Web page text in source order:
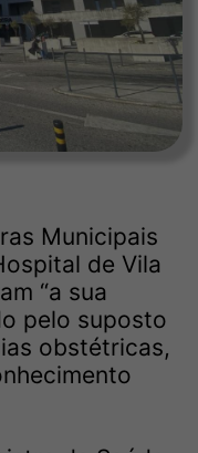
Municipais
de Vila
“a sua
pelo suposto
obstétricas,